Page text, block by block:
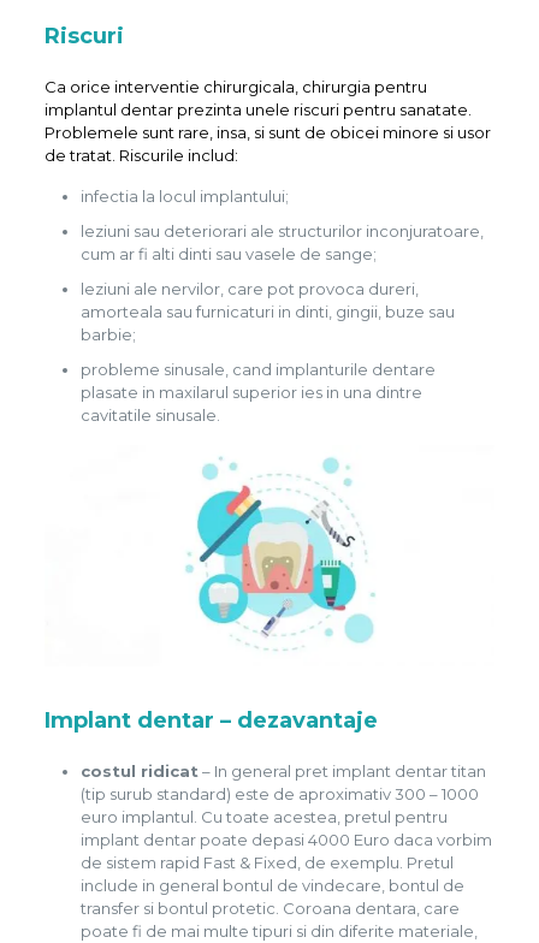
Riscuri
Ca orice interventie chirurgicala, chirurgia pentru
implantul dentar prezinta unele riscuri pentru sanatate.
Problemele sunt rare, insa, si sunt de obicei minore si usor
de tratat. Riscurile includ:
infectia la locul implantului;
leziuni sau deteriorari ale structurilor inconjuratoare,
cum ar fi alti dinti sau vasele de sange;
leziuni ale nervilor, care pot provoca dureri,
amorteala sau furnicaturi in dinti, gingii, buze sau
barbie;
probleme sinusale, cand implanturile dentare
plasate in maxilarul superior ies in una dintre
cavitatile sinusale.
Implant dentar – dezavantaje
costul ridicat – In general pret implant dentar titan
(tip surub standard) este de aproximativ 300 – 1000
euro implantul. Cu toate acestea, pretul pentru
implant dentar poate depasi 4000 Euro daca vorbim
de sistem rapid Fast & Fixed, de exemplu. Pretul
include in general bontul de vindecare, bontul de
transfer si bontul protetic. Coroana dentara, care
poate fi de mai multe tipuri si din diferite materiale,